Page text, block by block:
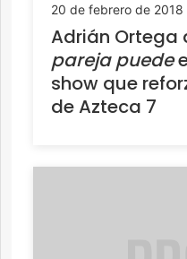
20 de febrero de 2018
Adrián Ortega
pareja puede
show que
de Azteca 7